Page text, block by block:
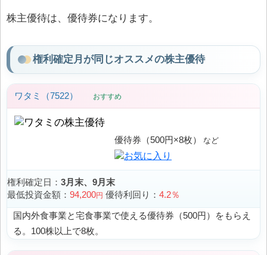
株主優待は、優待券になります。
権利確定月が同じオススメの株主優待
ワタミ（7522） おすすめ
優待券（500円×8枚）
権利確定日： 3月末、9月末
最低投資金額： 94,200円 優待利回り： 4.2％
国内外食事業と宅食事業で使える優待券（500円）をもらえ
る。100株以上で8枚。